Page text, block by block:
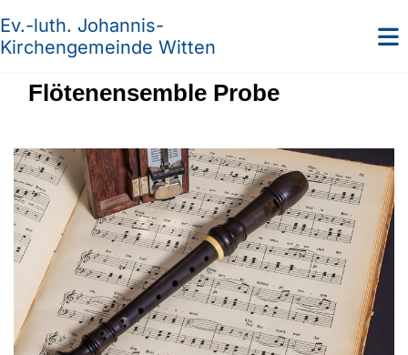
Ev.-luth. Johannis-
Kirchengemeinde Witten
Flötenensemble Probe